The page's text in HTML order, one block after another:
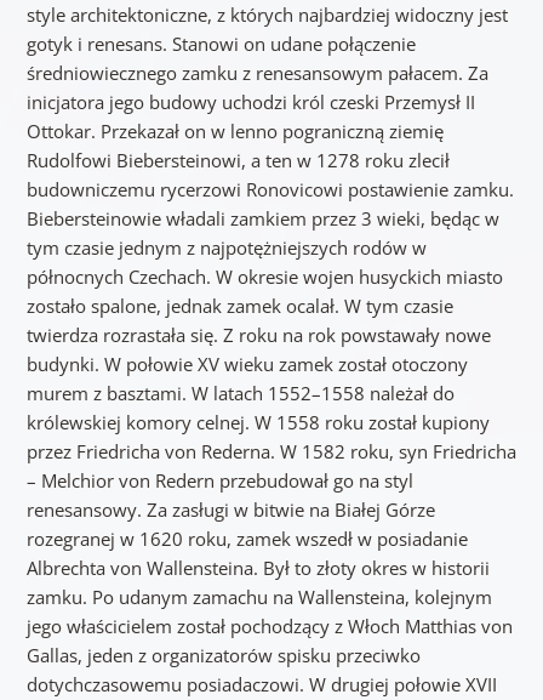
style architektoniczne, z których najbardziej widoczny jest
gotyk i renesans. Stanowi on udane połączenie
średniowiecznego zamku z renesansowym pałacem. Za
inicjatora jego budowy uchodzi król czeski Przemysł II
Ottokar. Przekazał on w lenno pograniczną ziemię
Rudolfowi Biebersteinowi, a ten w 1278 roku zlecił
budowniczemu rycerzowi Ronovicowi postawienie zamku.
Biebersteinowie władali zamkiem przez 3 wieki, będąc w
tym czasie jednym z najpotężniejszych rodów w
północnych Czechach. W okresie wojen husyckich miasto
zostało spalone, jednak zamek ocalał. W tym czasie
twierdza rozrastała się. Z roku na rok powstawały nowe
budynki. W połowie XV wieku zamek został otoczony
murem z basztami. W latach 1552–1558 należał do
królewskiej komory celnej. W 1558 roku został kupiony
przez Friedricha von Rederna. W 1582 roku, syn Friedricha
– Melchior von Redern przebudował go na styl
renesansowy. Za zasługi w bitwie na Białej Górze
rozegranej w 1620 roku, zamek wszedł w posiadanie
Albrechta von Wallensteina. Był to złoty okres w historii
zamku. Po udanym zamachu na Wallensteina, kolejnym
jego właścicielem został pochodzący z Włoch Matthias von
Gallas, jeden z organizatorów spisku przeciwko
dotychczasowemu posiadaczowi. W drugiej połowie XVII